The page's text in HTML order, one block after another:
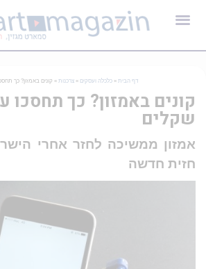
דף הבית » כלכלה ועסקים » צרכנות » קונים באמזון? כך
קונים באמזון? כך תחסכו
שקלים
אמזון ממשיכה לחזר אחרי
חזית חדשה